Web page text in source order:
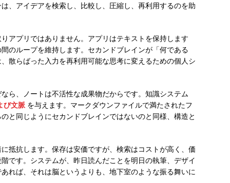
、アイデアを検索し、比較し、圧縮し、再利用するのを助
アプリではありません。アプリはテキストを保持します
のループを維持します。セカンドブレインが「何である
散らばった入力を再利用可能な思考に変えるための個人シ
ら、ノートは不活性な成果物だからです。知識システム
び文脈を与えます。マークダウンファイルで満たされたフ
と同じようにセカンドブレインではないのと同様、構造と
抵抗します。保存は安価ですが、検索はコストが高く、価
です。システムが、昨日読んだことを明日の執筆、デザイ
れば、それは脳というよりも、地下室のような振る舞いに